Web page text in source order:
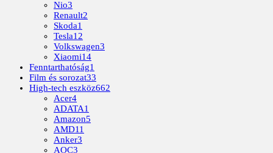
Nio3
Renault2
Skoda1
Tesla12
Volkswagen3
Xiaomi14
Fenntarthatóság1
Film és sorozat33
High-tech eszköz662
Acer4
ADATA1
Amazon5
AMD11
Anker3
AOC3